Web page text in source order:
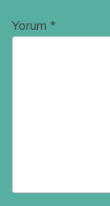
Yorum *